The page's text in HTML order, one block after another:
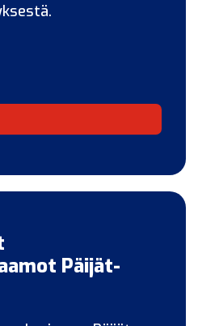
Päijät-